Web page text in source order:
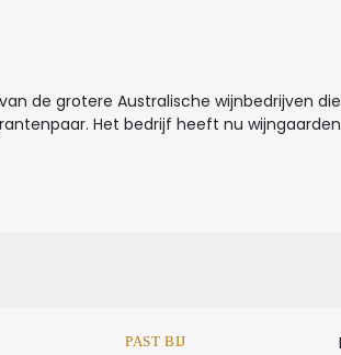
de grotere Australische wijnbedrijven
Het bedrijf heeft nu
PAST BIJ